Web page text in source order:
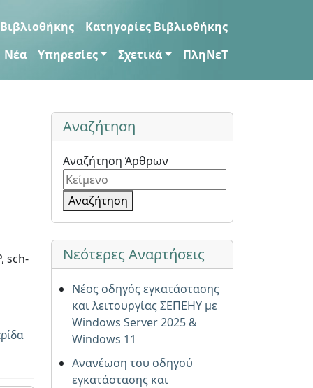
Κατηγορίες Βιβλιοθήκης
Νέα
Υπηρεσίες Σχετικά ΠληΝεΤ
sch-
Αναζήτηση
Αναζήτηση Άρθρων
Αναζήτηση
Νεότερες Αναρτήσεις
Νέος οδηγός εγκατάστασης
και λειτουργίας ΣΕΠΕΗΥ με
Windows Server 2025 &
Windows 11
Ανανέωση του οδηγού
εγκατάστασης και